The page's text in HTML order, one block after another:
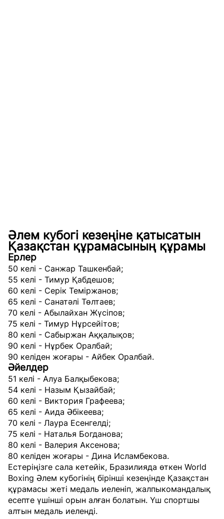
Әлем кубогі кезеңіне қатысатын
Қазақстан құрамасының құрамы
Ерлер
50 келі - Санжар Ташкенбай;
55 келі - Тимур Қабдешов;
60 келі - Серік Теміржанов;
65 келі - Санатәлі Төлтаев;
70 келі - Абылайхан Жүсіпов;
75 келі - Тимур Нұрсейітов;
80 келі - Сабыржан Аққалықов;
90 келі - Нұрбек Оралбай;
90 келіден жоғары - Айбек Оралбай.
Әйелдер
51 келі - Алуа Балқыбекова;
54 келі - Назым Қызайбай;
60 келі - Виктория Графеева;
65 келі - Аида Әбікеева;
70 келі - Лаура Есенгелді;
75 келі - Наталья Богданова;
80 келі - Валерия Аксенова;
80 келіден жоғары - Дина Исламбекова.
Естеріңізге сала кетейік, Бразилияда өткен World
Boxing Әлем кубогінің бірінші кезеңінде Қазақстан
құрамасы жеті медаль иеленіп, жалпыкомандалық
есепте үшінші орын алған болатын. Үш спортшы
алтын медаль иеленді.